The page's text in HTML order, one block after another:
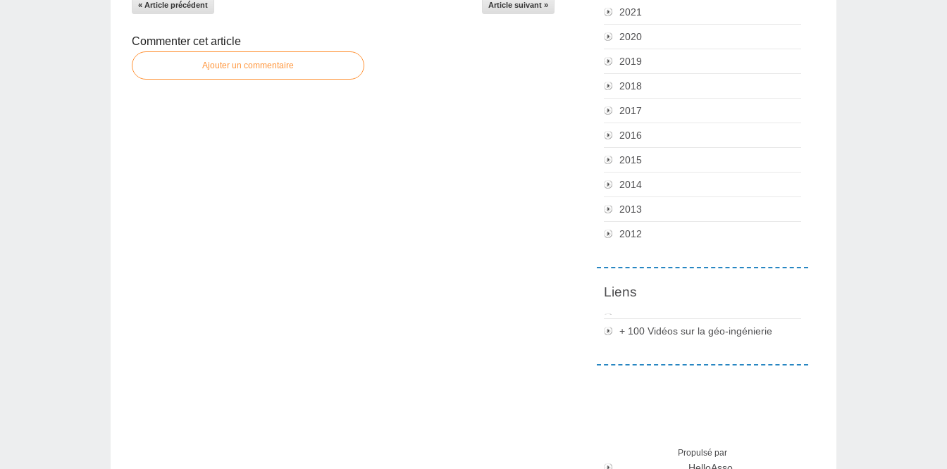
« Article précédent Article suivant »
Commenter cet article
Ajouter un commentaire
2021
2020
2019
2018
2017
2016
2015
2014
2013
2012
Liens
+ 100 Vidéos sur la géo-ingénierie
Propulsé par